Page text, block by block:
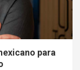
para